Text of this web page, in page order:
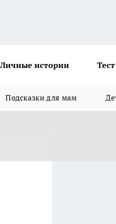
Личные истории Тест
Подсказки для мам